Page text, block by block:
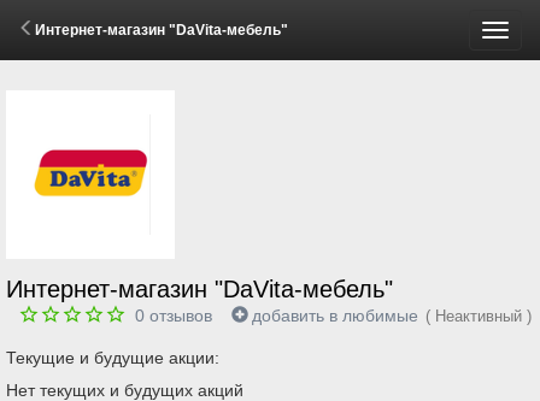
Интернет-магазин "DaVita-мебель"
Интернет-магазин "DaVita-мебель"
0 отзывов добавить в любимые ( Неактивный )
Текущие и будущие акции:
Нет текущих и будущих акций